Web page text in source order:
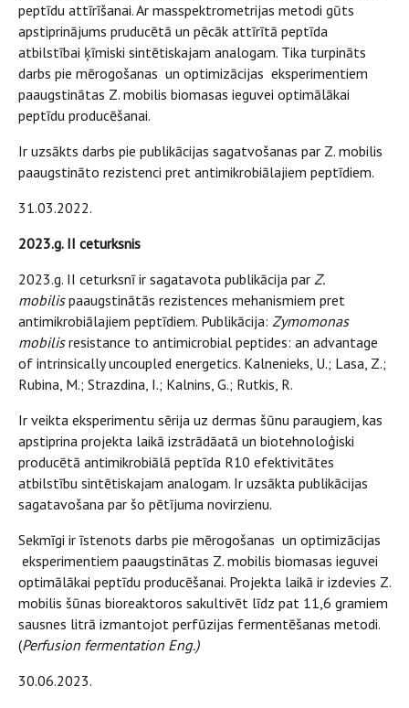
peptīdu attīrīšanai. Ar masspektrometrijas metodi gūts
apstiprinājums pruducētā un pēcāk attīrītā peptīda
atbilstībai ķīmiski sintētiskajam analogam. Tika turpināts
darbs pie mērogošanas un optimizācijas eksperimentiem
paaugstinātas Z. mobilis biomasas ieguvei optimālākai
peptīdu producēšanai.
Ir uzsākts darbs pie publikācijas sagatvošanas par Z. mobilis
paaugstināto rezistenci pret antimikrobiālajiem peptīdiem.
31.03.2022.
2023.g. II ceturksnis
2023.g. II ceturksnī ir sagatavota publikācija par Z.
mobilispaaugstinātās rezistences mehanismiem pret
antimikrobiālajiem peptīdiem. Publikācija: Zymomonas
mobilisresistance to antimicrobial peptides: an advantage
of intrinsically uncoupled energetics. Kalnenieks, U.; Lasa, Z.;
Rubina, M.; Strazdina, I.; Kalnins, G.; Rutkis, R.
Ir veikta eksperimentu sērija uz dermas šūnu paraugiem, kas
apstiprina projekta laikā izstrādāatā un biotehnoloģiski
producētā antimikrobiālā peptīda R10 efektivitātes
atbilstību sintētiskajam analogam. Ir uzsākta publikācijas
sagatavošana par šo pētījuma novirzienu.
Sekmīgi ir īstenots darbs pie mērogošanas un optimizācijas
eksperimentiem paaugstinātas Z. mobilis biomasas ieguvei
optimālākai peptīdu producēšanai. Projekta laikā ir izdevies Z.
mobilis šūnas bioreaktoros sakultivēt līdz pat 11,6 gramiem
sausnes litrā izmantojot perfūzijas fermentēšanas metodi.
(Perfusion fermentation Eng.)
30.06.2023.